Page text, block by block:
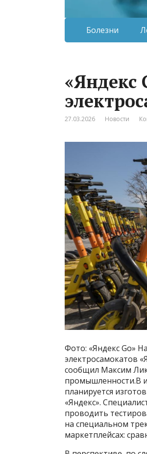
Болезни
«Яндекс
27.03.2026 Новости
Фото: «Яндекс Go»
электросамокатов
сообщил Максим
промышленности.В
планируется
«Яндекс».
проводить
на специальном
маркетплейсах: